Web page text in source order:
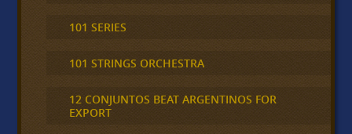
101 SERIES
101 STRINGS ORCHESTRA
12 CONJUNTOS BEAT ARGENTINOS FOR
EXPORT